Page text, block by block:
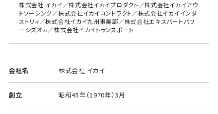
株式会社 イカイ／株式会社イカイプロダクト／株式会社イカイアウ
トソーシング／株式会社イカイコントラクト／株式会社イカイインダ
ストリィ／株式会社イカイ九州事業部／株式会社エキスパートパワ
ーシズオカ／株式会社イカイトランスポート
会社名 株式会社 イカイ
創立 昭和45年（1970年）3月